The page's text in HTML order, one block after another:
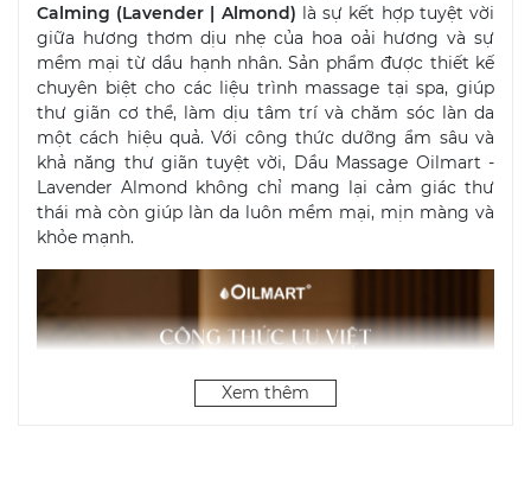
Calming (Lavender | Almond) là sự kết hợp tuyệt vời
giữa hương thơm dịu nhẹ của hoa oải hương và sự
mềm mại từ dầu hạnh nhân. Sản phẩm được thiết kế
chuyên biệt cho các liệu trình massage tại spa, giúp
thư giãn cơ thể, làm dịu tâm trí và chăm sóc làn da
một cách hiệu quả. Với công thức dưỡng ẩm sâu và
khả năng thư giãn tuyệt vời, Dầu Massage Oilmart -
Lavender Almond không chỉ mang lại cảm giác thư
thái mà còn giúp làn da luôn mềm mại, mịn màng và
khỏe mạnh.
Xem thêm